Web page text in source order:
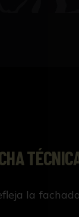
la